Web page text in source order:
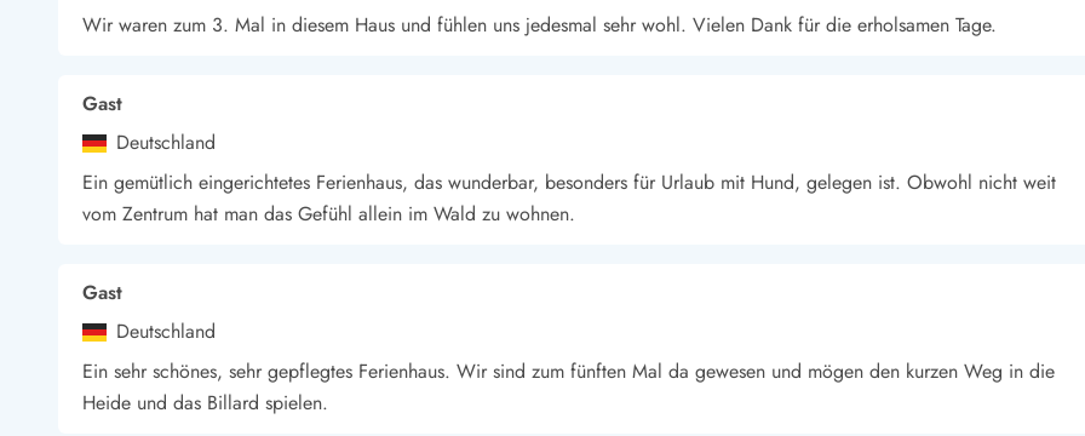
Wir waren zum 3. Mal in diesem Haus und fühlen uns jedesmal sehr wohl. Vielen Dank für die erholsamen Tage.
Gast
Deutschland
Ein gemütlich eingerichtetes Ferienhaus, das wunderbar, besonders für Urlaub mit Hund, gelegen ist. Obwohl nicht weit
vom Zentrum hat man das Gefühl allein im Wald zu wohnen.
Gast
Deutschland
Ein sehr schönes, sehr gepflegtes Ferienhaus. Wir sind zum fünften Mal da gewesen und mögen den kurzen Weg in die
Heide und das Billard spielen.